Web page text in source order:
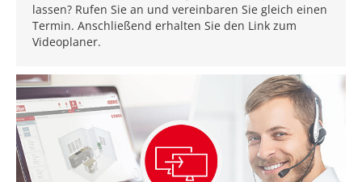
lassen? Rufen Sie an und vereinbaren Sie gleich einen
Termin. Anschließend erhalten Sie den Link zum
Videoplaner.